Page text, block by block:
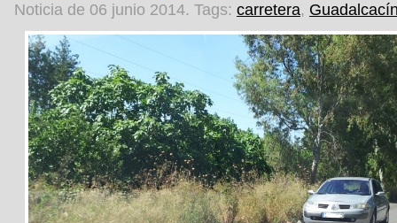
Noticia de 06 junio 2014. Tags: carretera,